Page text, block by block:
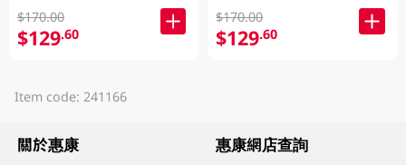
$170.00
$129.60
$170.00
$129.60
Item code: 241166
關於惠康 惠康網店查詢